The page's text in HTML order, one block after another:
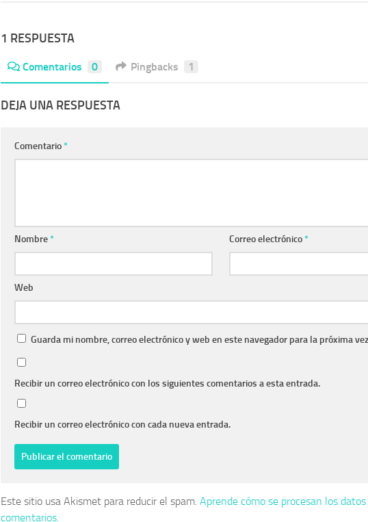
1 RESPUESTA
Comentarios 0 Pingbacks 1
DEJA UNA RESPUESTA
Comentario*
Nombre* Correo electrónico*
Web
Guarda mi nombre, correo electrónico y web en este navegador para la próxima
Recibir un correo electrónico con los siguientes comentarios a esta entrada.
Recibir un correo electrónico con cada nueva entrada.
Este sitio usa Akismet para reducir el spam. Aprende cómo se procesan los
comentarios.